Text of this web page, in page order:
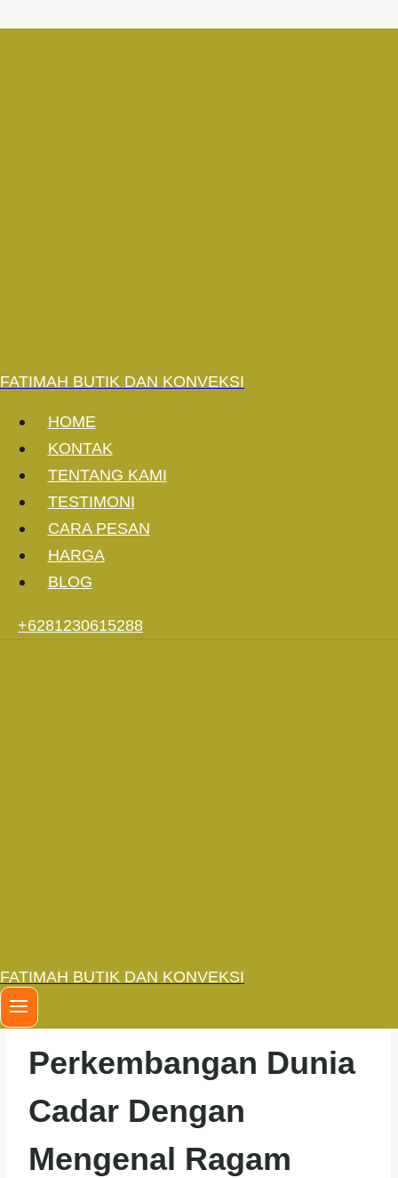
FATIMAH BUTIK DAN KONVEKSI
HOME
KONTAK
TENTANG KAMI
TESTIMONI
CARA PESAN
HARGA
BLOG
+6281230615288
FATIMAH BUTIK DAN KONVEKSI
Memahami
Perkembangan Dunia
Cadar Dengan
Mengenal Ragam